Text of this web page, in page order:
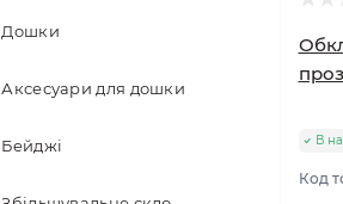
Дошки
Аксесуари для дошки
Бейджі В
Код